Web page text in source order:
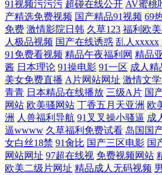
91视频污污污 超碰在线公开 AV蜜桃
产精选免费视频 国产精品91视频 69
免费 激情影院日韩 久草123 福利欧
人极品视频 国产在线诱惑 乱人xxxxx
91免费看视频 精品午夜福利网 精品
酱 日本理论 91操电影 91一区 成人精
美女免费直播 A片网站网址 激情文
青青 日本精品在线播放 三级A片 国
网站 欧美骚网站 丁香五月天亚洲 欧
洲 人兽福利导航 91叉叉操小骚逼 成
逼wwww 久草福利免费试看 岛国国
女白丝18禁 91肏比 国产三区电影 国
网站网址 97超在线视 免费视频网站
欧美二级片网址 精品成人无码视频